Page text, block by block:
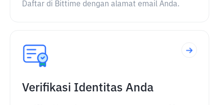
Daftar di Bittime dengan alamat email Anda.
Verifikasi Identitas Anda